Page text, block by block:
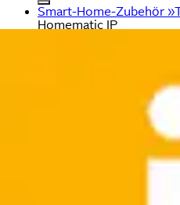
Smart-Home-Zubehör
Homematic IP